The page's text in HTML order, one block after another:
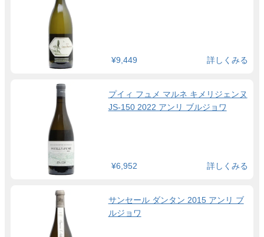
¥9,449 詳しくみる
プイィ フュメ マルネ キメリジェンヌ
JS-150 2022 アンリ ブルジョワ
¥6,952 詳しくみる
サンセール ダンタン 2015 アンリ ブ
ルジョワ